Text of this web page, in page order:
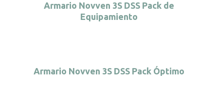
Armario Novven 3S DSS Pack de
Equipamiento
Armario Novven 3S DSS Pack Óptimo